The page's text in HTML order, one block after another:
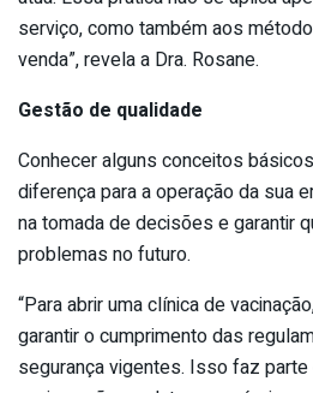
serviço, como também aos
venda”, revela a Dra. Rosane.
Gestão de qualidade
Conhecer alguns conceitos
diferença para a operação da sua
na tomada de decisões e garantir
problemas no futuro.
“Para abrir uma clínica de
garantir o cumprimento das
segurança vigentes. Isso faz